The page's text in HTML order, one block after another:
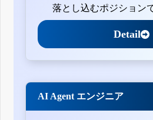
落とし込むポジション
Detail
AI Agent エンジニア